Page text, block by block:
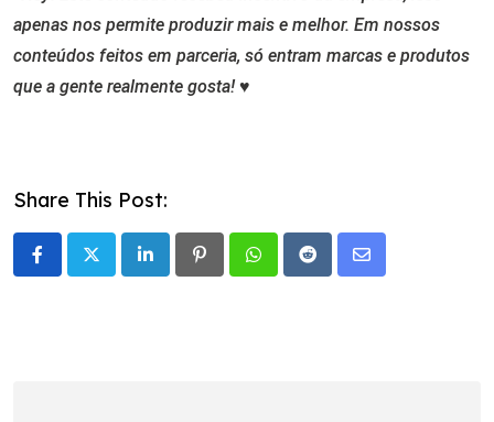
apenas nos permite produzir mais e melhor. Em nossos
conteúdos feitos em parceria, só entram marcas e produtos
que a gente realmente gosta! ♥︎
Share This Post:
LinkedIn PinterestWhatsappRedditShare